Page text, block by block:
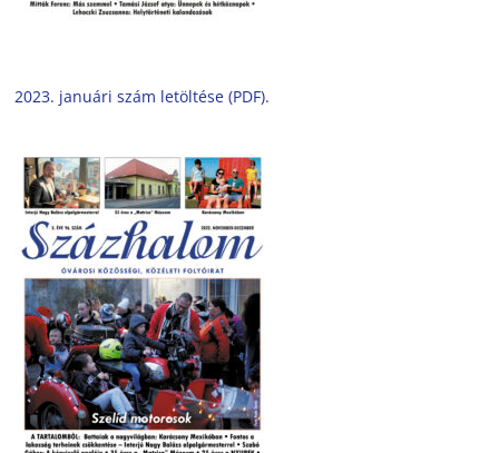
2023. januári szám letöltése (PDF).